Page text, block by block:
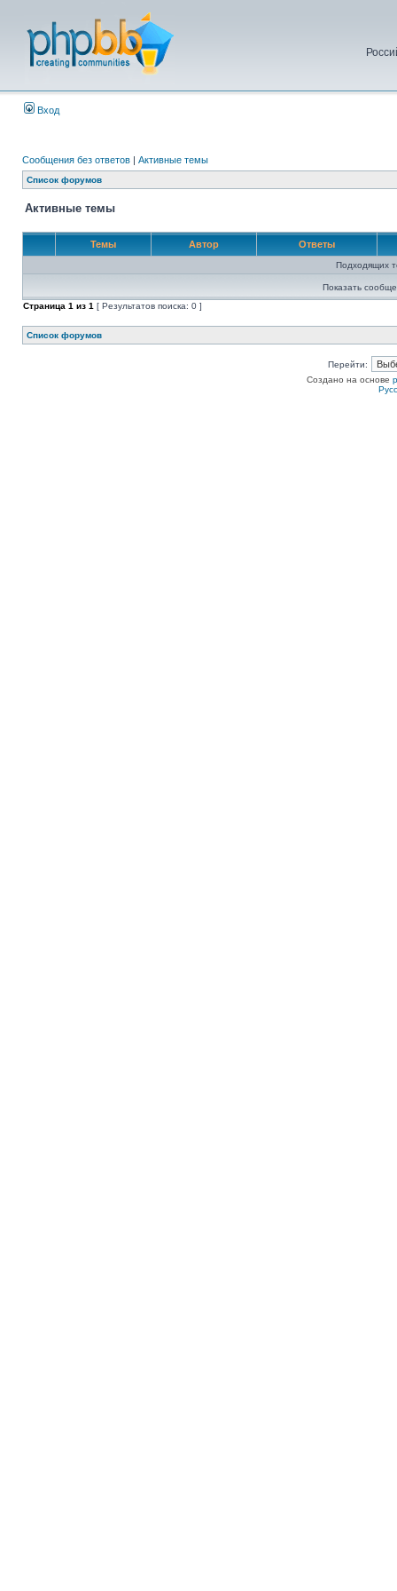
Вход
Сообщения без ответов | Активные темы
Список форумов
Активные темы
Темы Автор Ответы
Подходящих
Показать
Страница 1 из 1 [ Результатов поиска: 0 ]
Список форумов
Перейти:
Создано на основе